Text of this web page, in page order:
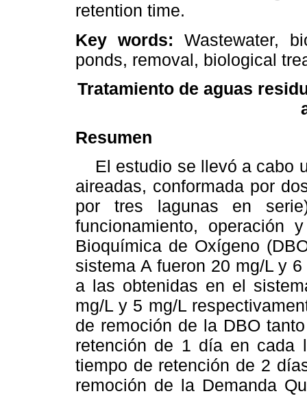
retention time.
Key words: Wastewater,
ponds, removal, biological
Tratamiento de aguas
Resumen
El estudio se llevó a cabo
aireadas, conformada por
por tres lagunas en
funcionamiento, operación
Bioquímica de Oxígeno
sistema A fueron 20 mg/L y
a las obtenidas en el
mg/L y 5 mg/L
de remoción de la DBO
retención de 1 día en cada
tiempo de retención de 2
remoción de la Demanda